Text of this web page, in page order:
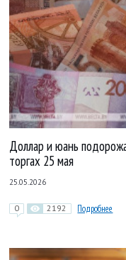
Доллар и юань
торгах 25 мая
25.05.2026
0 2192 Подробнее